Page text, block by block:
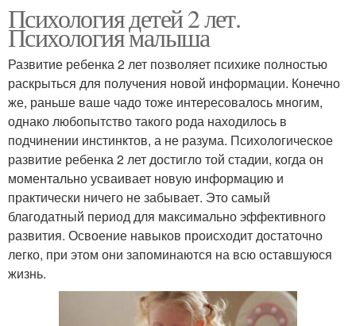
Психология детей 2 лет.
Психология малыша
Развитие ребенка 2 лет позволяет психике полностью
раскрыться для получения новой информации. Конечно
же, раньше ваше чадо тоже интересовалось многим,
однако любопытство такого рода находилось в
подчинении инстинктов, а не разума. Психологическое
развитие ребенка 2 лет достигло той стадии, когда он
моментально усваивает новую информацию и
практически ничего не забывает. Это самый
благодатный период для максимально эффективного
развития. Освоение навыков происходит достаточно
легко, при этом они запоминаются на всю оставшуюся
жизнь.